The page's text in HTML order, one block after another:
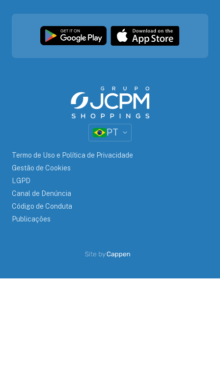
PT
Termo de Uso e Política de Privacidade
Gestão de Cookies
LGPD
Canal de Denúncia
Código de Conduta
Publicações